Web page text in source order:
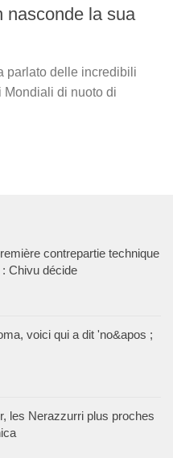
nasconde la sua
parlato delle incredibili
Mondiali di nuoto di
contrepartie technique
Chivu décide
voici qui a dit 'no&apos ;
les Nerazzurri plus proches